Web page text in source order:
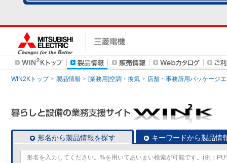
WIN2Kトップ 製品情報 [業務用]空調・換気 店舗・事務所用パッケージ
形名から製品情報を探す キーワードから製品情